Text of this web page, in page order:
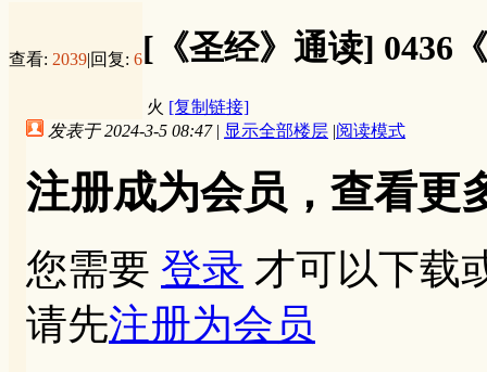
查看: 2039|回复: 6[《圣经》通读] 0436
火 [复制链接]
发表于 2024-3-5 08:47 | 显示全部楼层 |阅读模式
注册成为会员，查看更
您需要 登录 才可以下载
请先注册为会员